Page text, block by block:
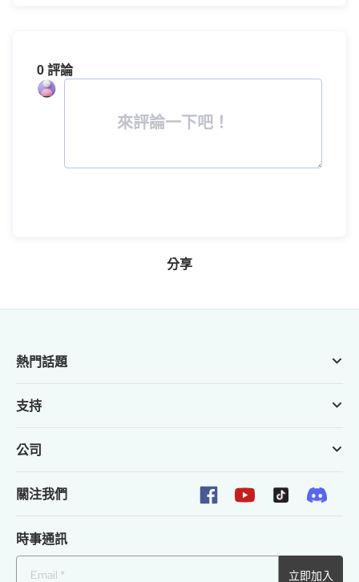
0 評論
來評論一下吧！
分享
熱門話題
支持
公司
關注我們
時事通訊
立即加入